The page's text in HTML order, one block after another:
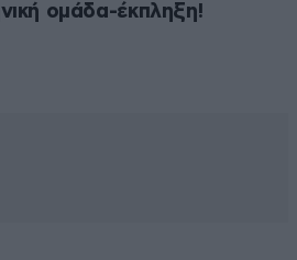
ομάδα-έκπληξη!